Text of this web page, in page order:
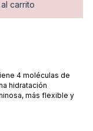
4 moléculas de
hidratación
más flexible y